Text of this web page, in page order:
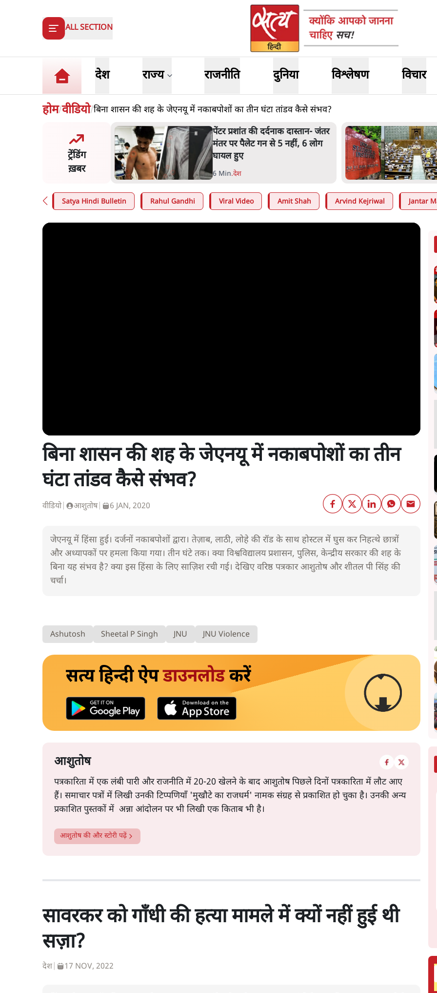
ALL SECTION
देश राज्य राजनीति दुनिया विश्लेषण विचार
होम/वीडियो/बिना शासन की शह के जेएनयू में नकाबपोशों का तीन घंटा तांडव कैसे संभव?
ट्रेंडिंग
ख़बर
किया जा रहा है, पर मोदी-
बोलने की हिम्मत नहीं'- राहुल
पेंटर प्रशांत की दर्दनाक दास्तान- जंतर
मंतर पर पैलेट गन से 5 नहीं, 6 लोग
घायल हुए
6 Min.देश
Satya Hindi Bulletin Rahul Gandhi Viral Video Amit Shah Arvind Kejriwal Jantar
बिना शासन की शह के जेएनयू में नकाबपोशों का तीन
घंटा तांडव कैसे संभव?
वीडियो| आशुतोष| 6 JAN, 2020
जेएनयू में हिंसा हुई। दर्जनों नकाबपोशों द्वारा। तेज़ाब, लाठी, लोहे की रॉड के साथ होस्टल में घुस कर निहत्थे छात्रों
और अध्यापकों पर हमला किया गया। तीन घंटे तक। क्या विश्वविद्यालय प्रशासन, पुलिस, केन्द्रीय सरकार की शह के
बिना यह संभव है? क्या इस हिंसा के लिए साज़िश रची गई। देखिए वरिष्ठ पत्रकार आशुतोष और शीतल पी सिंह की
चर्चा।
Ashutosh Sheetal P Singh JNU JNU Violence
सत्य हिन्दी ऐपडाउनलोडकरें
आशुतोष
पत्रकारिता में एक लंबी पारी और राजनीति में 20-20 खेलने के बाद आशुतोष पिछले दिनों पत्रकारिता में लौट आए
हैं। समाचार पत्रों में लिखी उनकी टिप्पणियाँ 'मुखौटे का राजधर्म' नामक संग्रह से प्रकाशित हो चुका है। उनकी अन्य
प्रकाशित पुस्तकों में अन्ना आंदोलन पर भी लिखी एक किताब भी है।
आशुतोषकी और स्टोरी पढ़ें
सावरकर को गाँधी की हत्या मामले में क्यों नहीं हुई थी
सज़ा?
देश 17 NOV, 2022